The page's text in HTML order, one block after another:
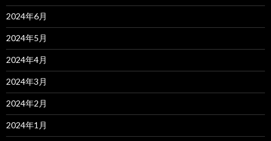
2024年6月
2024年5月
2024年4月
2024年3月
2024年2月
2024年1月